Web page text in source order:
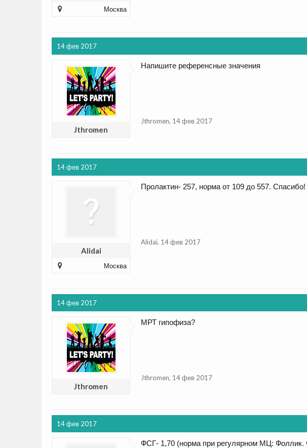
Москва
14 фев 2017
Jthromen
Напишите референсные значения
Jthromen, 14 фев 2017
14 фев 2017
Alidai
Москва
Пролактин- 257, норма от 109 до 557. Спасибо!
Alidai, 14 фев 2017
14 фев 2017
Jthromen
МРТ гипофиза?
Jthromen, 14 фев 2017
14 фев 2017
ФСГ- 1,70 (норма при регулярном МЦ: Фоллик.